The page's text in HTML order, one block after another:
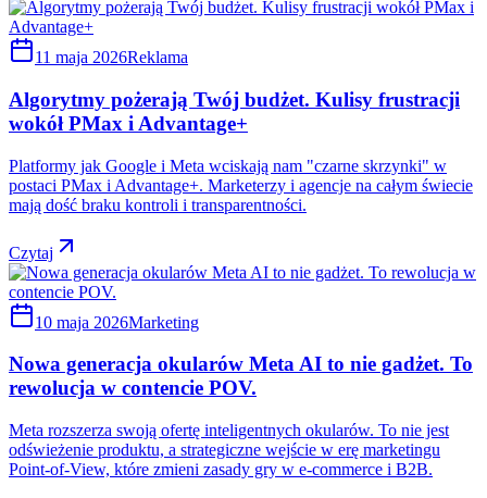
11 maja 2026Reklama
Algorytmy pożerają Twój budżet. Kulisy frustracji
wokół PMax i Advantage+
Platformy jak Google i Meta wciskają nam "czarne skrzynki" w
postaci PMax i Advantage+. Marketerzy i agencje na całym świecie
mają dość braku kontroli i transparentności.
Czytaj
10 maja 2026Marketing
Nowa generacja okularów Meta AI to nie gadżet. To
rewolucja w contencie POV.
Meta rozszerza swoją ofertę inteligentnych okularów. To nie jest
odświeżenie produktu, a strategiczne wejście w erę marketingu
Point-of-View, które zmieni zasady gry w e-commerce i B2B.